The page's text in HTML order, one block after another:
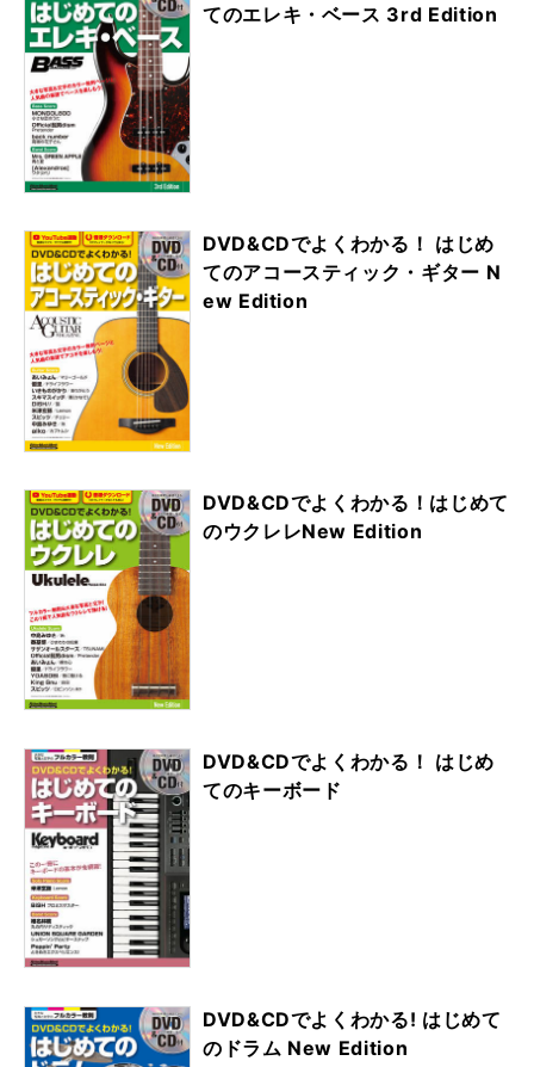
てのエレキ・ベース 3rd Edition
DVD&CDでよくわかる！ はじめ
てのアコースティック・ギター N
ew Edition
DVD&CDでよくわかる！はじめて
のウクレレNew Edition
DVD&CDでよくわかる！ はじめ
てのキーボード
DVD&CDでよくわかる! はじめて
のドラム New Edition